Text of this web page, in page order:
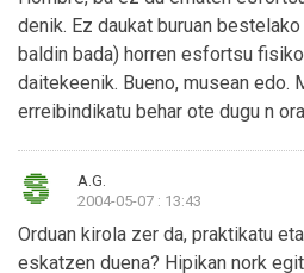
denik. Ez daukat buruan
baldin bada) horren esfortsu
daitekeenik. Bueno, musean edo.
erreibindikatu behar ote dugu n
A.G.
2004-05-07 : 13:43
Orduan kirola zer da, praktikatu
eskatzen duena? Hipikan nork